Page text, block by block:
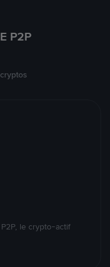
P2P
le crypto-actif